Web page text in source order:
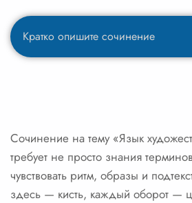
Сочинение на тему «Язык
требует не просто знания
чувствовать ритм, образы и
здесь — кисть, каждый оборот —